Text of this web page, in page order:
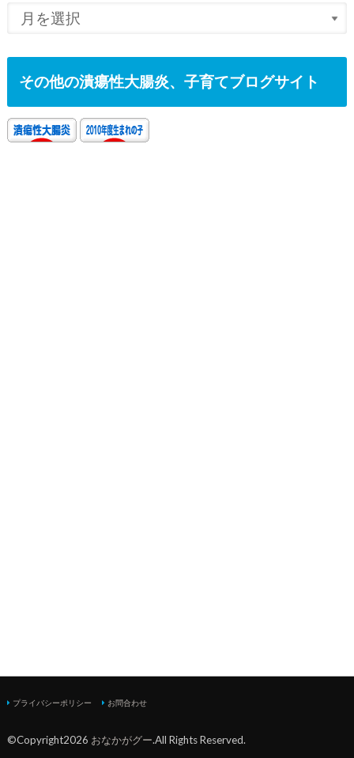
その他の潰瘍性大腸炎、子育てブログサイト
プライバシーポリシー お問合わせ
©Copyright2026 おなかがグー.All Rights Reserved.